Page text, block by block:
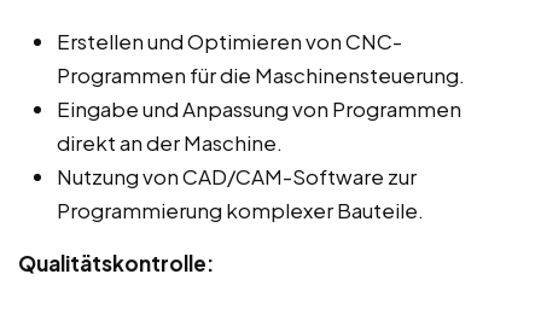
Erstellen und Optimieren von CNC-
Programmen für die Maschinensteuerung.
Eingabe und Anpassung von Programmen
direkt an der Maschine.
Nutzung von CAD/CAM-Software zur
Programmierung komplexer Bauteile.
Qualitätskontrolle: